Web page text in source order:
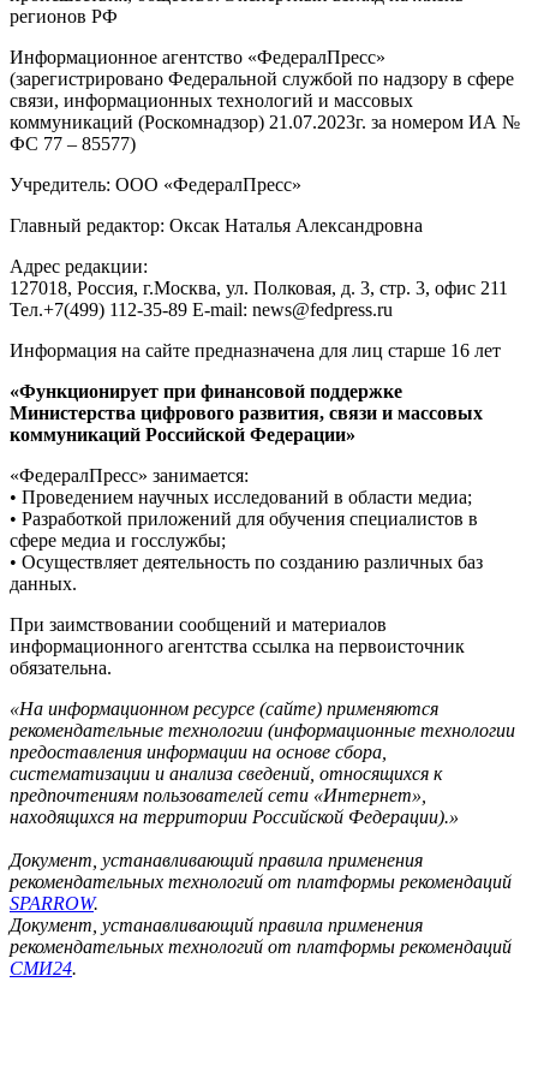
регионов РФ
Информационное агентство «ФедералПресс»
(зарегистрировано Федеральной службой по надзору в сфере
связи, информационных технологий и массовых
коммуникаций (Роскомнадзор) 21.07.2023г. за номером ИА №
ФС 77 – 85577)
Учредитель: ООО «ФедералПресс»
Главный редактор: Оксак Наталья Александровна
Адрес редакции:
127018, Россия, г.Москва, ул. Полковая, д. 3, стр. 3, офис 211
Тел.+7(499) 112-35-89 E-mail: news@fedpress.ru
Информация на сайте предназначена для лиц старше 16 лет
«Функционирует при финансовой поддержке
Министерства цифрового развития, связи и массовых
коммуникаций Российской Федерации»
«ФедералПресс» занимается:
• Проведением научных исследований в области медиа;
• Разработкой приложений для обучения специалистов в
сфере медиа и госслужбы;
• Осуществляет деятельность по созданию различных баз
данных.
При заимствовании сообщений и материалов
информационного агентства ссылка на первоисточник
обязательна.
«На информационном ресурсе (сайте) применяются
рекомендательные технологии (информационные технологии
предоставления информации на основе сбора,
систематизации и анализа сведений, относящихся к
предпочтениям пользователей сети «Интернет»,
находящихся на территории Российской Федерации).»
Документ, устанавливающий правила применения
рекомендательных технологий от платформы рекомендаций
SPARROW.
Документ, устанавливающий правила применения
рекомендательных технологий от платформы рекомендаций
СМИ24.